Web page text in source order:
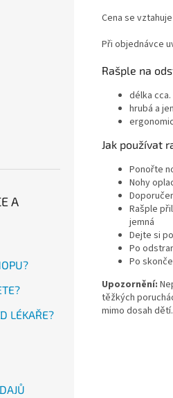
A
LÉKAŘE?
Cena se
Při objednávce
Rašple na
délka cca.
hrubá a
Jak používat
Ponořte
Nohy
Rašple
jemná
Dejte si
Po
Po
Upozornění:
těžkých
mimo dosah dětí.